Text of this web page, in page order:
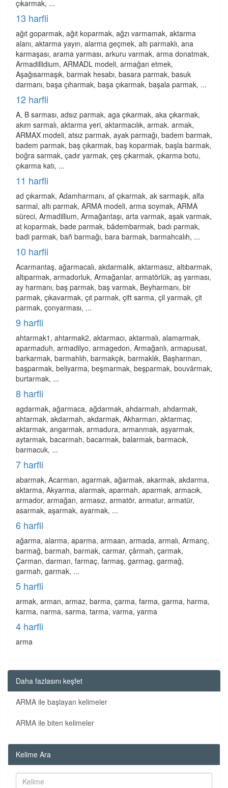
çıkarmak, ...
13 harfli
ağıt goparmak, ağıt koparmak, ağzı varmamak, aktarma
alanı, aktarma yayın, alarma geçmek, altı parmaklı, ana
karmaşası, arama yarması, arkuru varmak, arma donatmak,
Armadillidium, ARMADL modeli, armağan etmek,
Aşağısarmaşık, barmak hesabı, basara parmak, basuk
darmanı, başa çıharmak, başa çıkarmak, başala parmak, ...
12 harfli
A, B sarması, adsız parmak, aga çıkarmak, aka çıkarmak,
akım sarmalı, aktarma yeri, aktarmacılık, armak. armak,
ARMAX modeli, atsız parmak, ayak parmağı, badem barmak,
badem parmak, baş çıkarmak, baş koparmak, başla barmak,
boğra sarmak, çadır yarmak, çeş çıkarmak, çıkarma botu,
çıkarma katı, ...
11 harfli
ad çıkarmak, Adamharmanı, af çıkarmak, ak sarmaşık, alfa
sarmal, altı parmak, ARMA modeli, arma soymak, ARMA
süreci, Armadillium, Armağantaşı, arta varmak, aşak varmak,
at koparmak, bade parmak, bâdembarmak, badı parmak,
badi parmak, bañ barmağı, bara barmak, barmahcalıh, ...
10 harfli
Acarmantaş, ağarmacalı, akdarmalık, aktarmasız, altıbarmak,
altıparmak, armadorluk, Armağanlar, armatörlük, aş yarması,
ay harmanı, baş parmak, baş varmak, Beyharmanı, bir
parmak, çıkavarmak, çıt parmak, çift sarma, çil yarmak, çit
parmak, çonyarması, ...
9 harfli
ahtarmak1, ahtarmak2, aktarmacı, aktarmalı, alamarmak,
aparmaduh, armadilyo, armagedon, Armağanlı, armapusat,
barkarmak, barmahlıh, barmakçık, barmaklık, Başharman,
başparmak, beliyarma, beşmarmak, beşparmak, bouvârmak,
burtarmak, ...
8 harfli
agdarmak, ağarmaca, ağdarmak, ahdarmah, ahdarmak,
ahtarmak, akdarmah, akdarmak, Akharman, aktarmaç,
aktarmak, angarmak, armadura, armanmak, aşyarmak,
aytarmak, bacarmah, bacarmak, balarmak, barmacık,
barmacuk, ...
7 harfli
abarmak, Acarman, agarmak, ağarmak, akarmak, akdarma,
aktarma, Akyarma, alarmak, aparmah, aparmak, armacık,
armador, armağan, armasız, armatör, armatur, armatür,
asarmak, aşarmak, ayarmak, ...
6 harfli
ağarma, alarma, aparma, armaan, armada, armalı, Armanç,
barmağ, barmah, barmak, carmar, çârmah, çarmak,
Çarman, darman, farmaç, farmaş, garmag, garmağ,
garmah, garmak, ...
5 harfli
armak, arman, armaz, barma, çarma, farma, garma, harma,
karma, narma, sarma, tarma, varma, yarma
4 harfli
arma
Daha fazlasını keşfet
ARMA ile başlayan kelimeler
ARMA ile biten kelimeler
Kelime Ara